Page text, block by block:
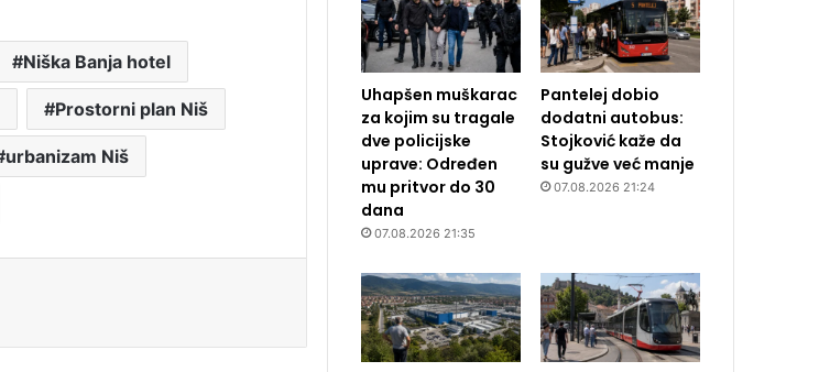
Niška Banja hotel
Prostorni plan Niš
urbanizam Niš
Uhapšen muškarac
za kojim su tragale
dve policijske
uprave: Određen
mu pritvor do 30
dana
07.08.2026 21:35
Pantelej dobio
dodatni autobus:
Stojković kaže da
su gužve već manje
07.08.2026 21:24